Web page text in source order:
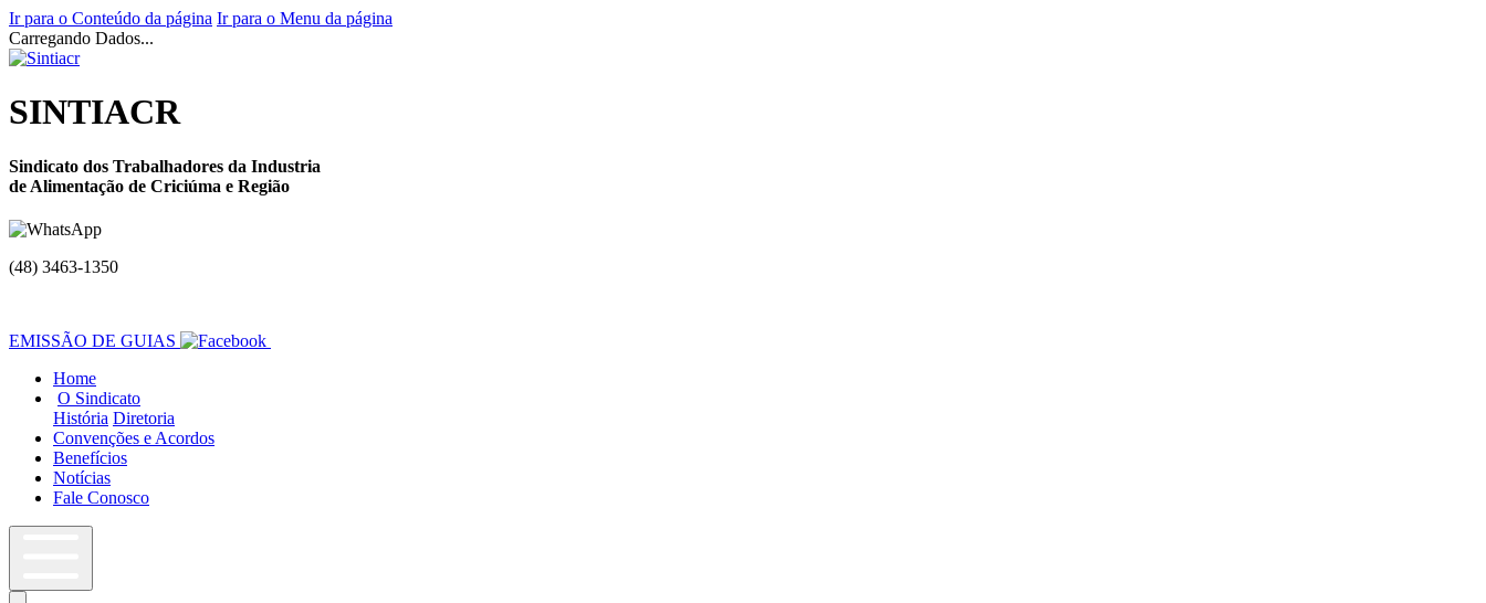
Ir para o Conteúdo da página Ir para o Menu da página
Carregando Dados...
SINTIACR
Sindicato dos Trabalhadores da Industria
de Alimentação de Criciúma e Região
(48) 3463-1350
EMISSÃO DE GUIAS
Home
O Sindicato
História Diretoria
Convenções e Acordos
Benefícios
Notícias
Fale Conosco